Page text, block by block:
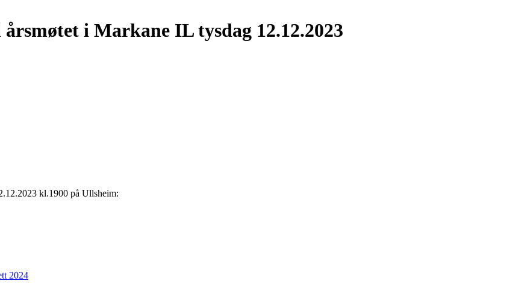
i Markane IL tysdag 12.12.2023
kl.1900 på Ullsheim:
2024